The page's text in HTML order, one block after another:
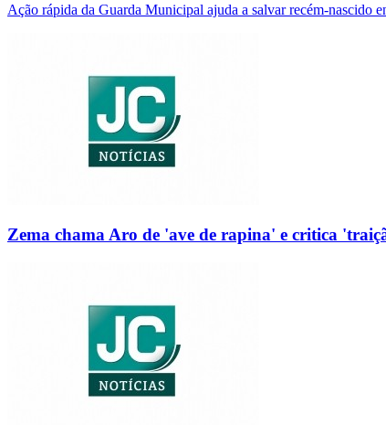
Ação rápida da Guarda Municipal ajuda a salvar recém-nascido
Zema chama Aro de 'ave de rapina' e critica